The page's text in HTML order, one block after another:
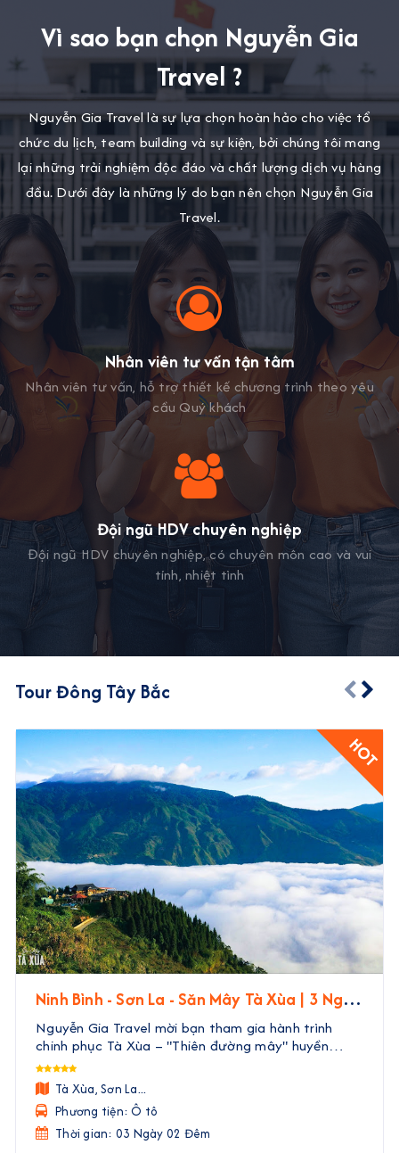
Vì sao bạn chọn Nguyễn Gia
Travel ?
Nguyễn Gia Travel là sự lựa chọn hoàn hảo cho việc tổ
chức du lịch, team building và sự kiện, bởi chúng tôi mang
lại những trải nghiệm độc đáo và chất lượng dịch vụ hàng
đầu. Dưới đây là những lý do bạn nên chọn Nguyễn Gia
Travel.
Nhân viên tư vấn tận tâm
Nhân viên tư vấn, hỗ trợ thiết kế chương trình theo yêu
cầu Quý khách
Đội ngũ HDV chuyên nghiệp
Đội ngũ HDV chuyên nghiệp, có chuyên môn cao và vui
tính, nhiệt tình
Tour Đông Tây Bắc
HOT
Ninh Bình - Sơn La - Săn Mây Tà Xùa | 3 Ngày
2 Đêm
Nguyễn Gia Travel mời bạn tham gia hành trình
chinh phục Tà Xùa – "Thiên đường mây" huyền
thoại của Tây Bắc. Trong 3 ngày 2 đêm, bạn sẽ
được rời xa phố thị ồn ào, đắm mình trong biển mây
bồng bềnh nh ...
Tà Xùa, Sơn La...
Phương tiện: Ô tô
Thời gian: 03 Ngày 02 Đêm